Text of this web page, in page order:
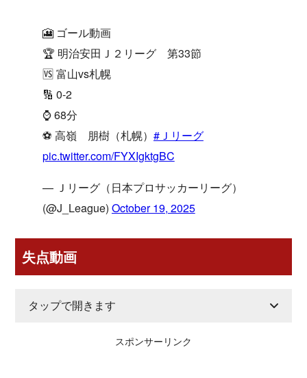
🎦 ゴール動画
🏆 明治安田Ｊ２リーグ 第33節
🆚 富山vs札幌
🔢 0-2
⌚️ 68分
⚽️ 高嶺 朋樹（札幌） #Ｊリーグ
pic.twitter.com/FYXIgktgBC
— Ｊリーグ（日本プロサッカーリーグ）
(@J_League) October 19, 2025
失点動画
タップで開きます
スポンサーリンク